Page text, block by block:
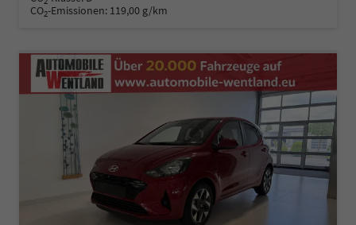
CO2-Emissionen: 119,00 g/km